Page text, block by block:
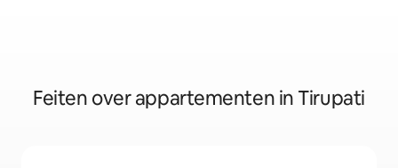
Feiten over appartementen in Tirupati